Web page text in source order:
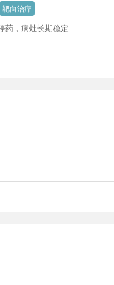
靶向治疗
药，病灶长期稳定...